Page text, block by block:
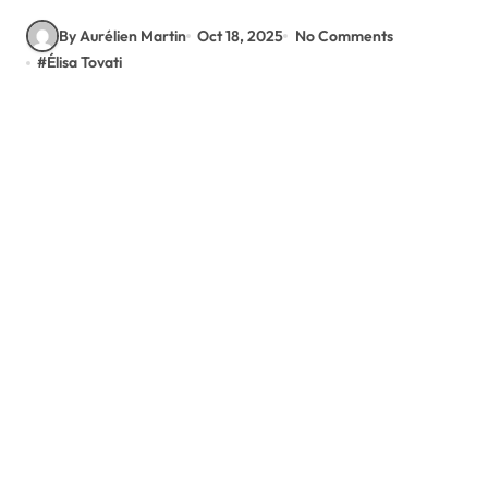
By Aurélien Martin Oct 18, 2025
No Comments
#Élisa Tovati